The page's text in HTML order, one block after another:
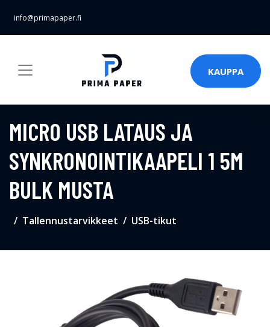
info@primapaper.fi
KAUPPA
MICRO USB LATAUS JA
SYNKRONOINTIKAAPELI 1 5M
BULK MUSTA
Tallennustarvikkeet USB-tikut